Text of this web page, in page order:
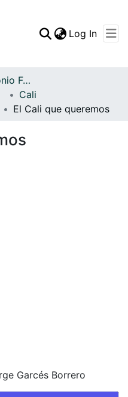
Statistics
Log In
Archivo del Patrimonio Fotográfico y Fílmico del Valle del Cauca
Cali
El Cali que queremos
Garcés Borrero